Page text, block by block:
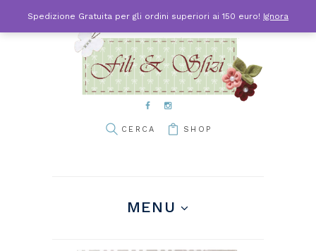
SHOP
MENU
Spedizione Gratuita per gli ordini superiori ai 150 euro! Ignora